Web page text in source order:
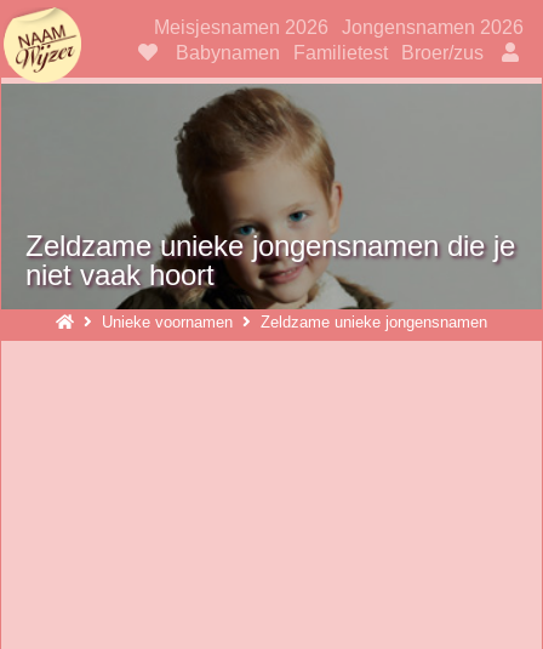
NaamwijzerMeisjesnamen 2026
Jongensnamen 2026
Babynamen
Familietest Broer/zus
Zeldzame unieke jongensnamen die je
niet vaak hoort
Unieke voornamen Zeldzame unieke jongensnamen